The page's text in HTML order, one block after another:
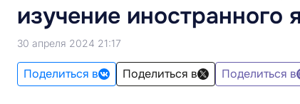
изучение иностранного
30 апреля 2024 21:17
Поделиться в Поделиться в Поделиться в